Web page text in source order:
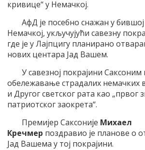
кривице“ у Немачкој.
АфД је посебно снажан у
Немачкој, укључујући савезну
где је у Лајпцигу планирано
нових центара Јад Вашем.
У савезној покрајини
обележавање страдалих немачких
и Другог светског рата као „првог
патриотског заокрета“.
Премијер Саксоније Михаел
Кречмер поздравио је планове о
Јад Вашема у тој покрајини.